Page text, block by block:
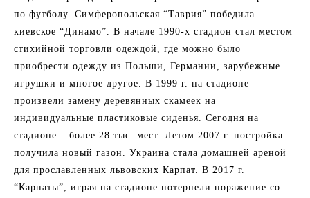
по футболу. Симферопольская “Таврия” победила
киевское “Динамо”. В начале 1990-х стадион стал местом
стихийной торговли одеждой, где можно было
приобрести одежду из Польши, Германии, зарубежные
игрушки и многое другое. В 1999 г. на стадионе
произвели замену деревянных скамеек на
индивидуальные пластиковые сиденья. Сегодня на
стадионе – более 28 тыс. мест. Летом 2007 г. постройка
получила новый газон. Украина стала домашней ареной
для прославленных львовских Карпат. В 2017 г.
“Карпаты”, играя на стадионе потерпели поражение со